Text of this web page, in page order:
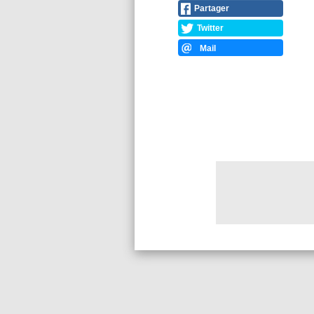
Partager
Twitter
Mail